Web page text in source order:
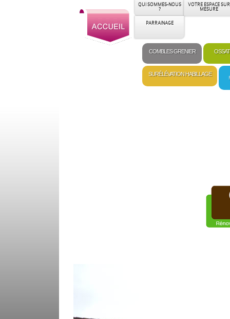
QUI SOMMES-NOUS
?
VOTRE ESPACE SUR
MESURE
PARRAINAGE
COMBLES GRENIER
SURÉLÉVATION HABILLAGE